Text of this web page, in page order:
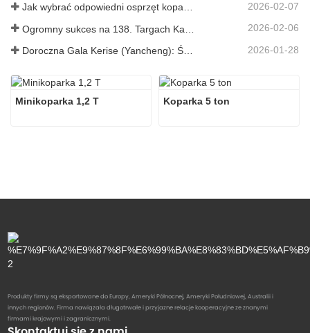
Jak wybrać odpowiedni osprzęt koparki do kopania i niwelowania terenu 2026-02-07
2026-02-06
2026-01-28
Minikoparka 1,2 T Koparka 5 ton
Produkty firmy są eksportowane do Europy, Ameryki Północnej, Ameryki Południowej, Australii i
innych regionów. Firma nawiązała długotrwałe i przyjazne relacje kooperacyjne ze znanymi
firmami krajowymi i zagranicznymi.